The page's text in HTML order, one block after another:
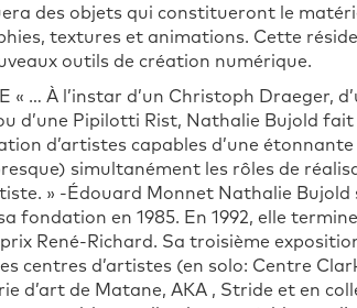
des objets qui constitueront le
textures et animations. Cette
outils de création numérique.
« … À l’instar d’un Christoph Draeger,
d’une Pipilotti Rist, Nathalie Bujold
d’artistes capables d’une
simultanément les rôles de
» -Édouard Monnet Nathalie Bujold
fondation en 1985. En 1992, elle
René-Richard. Sa troisième
centres d’artistes (en solo: Centre
d’art de Matane, AKA , Stride et en